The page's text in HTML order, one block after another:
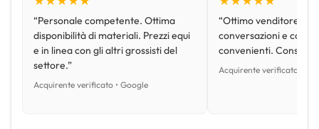
“Personale competente. Ottima
disponibilità di materiali. Prezzi equi
e in linea con gli altri grossisti del
settore.”
Acquirente verificato • Google
“Ottimo venditore,
conversazioni e con
convenienti.
Acquirente verificato •